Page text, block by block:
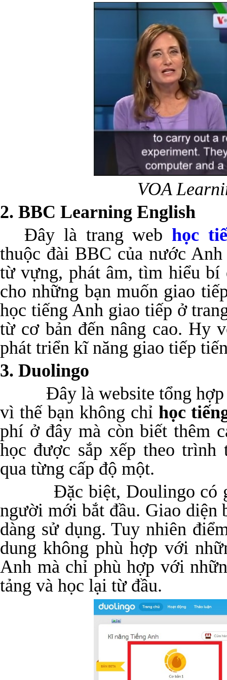
VOA
2. BBC Learning English
Đây là trang webhọc
thuộc đài BBC của nước
từ vựng, phát âm, tìm hiểu
cho những bạn muốn giao
học tiếng Anh giao tiếp ở
từ cơ bản đến nâng cao. Hy
phát triển kĩ năng giao tiếp
3. Duolingo
Đây là website tổng hợp
vì thế bạn không chỉ học
phí ở đây mà còn biết thêm
học được sắp xếp theo
qua từng cấp độ một.
Đặc biệt, Doulingo có
người mới bắt đầu. Giao diện
dàng sử dụng. Tuy nhiên
dung không phù hợp với
Anh mà chỉ phù hợp với
tảng và học lại từ đầu.